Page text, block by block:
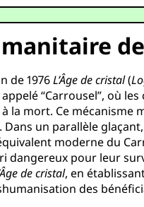
de 1976L’Âge de cristal(
“Carrousel”, où
la mort. Ce mécanisme
un parallèle
moderne du
dangereux pour leur
de cristal, en
des